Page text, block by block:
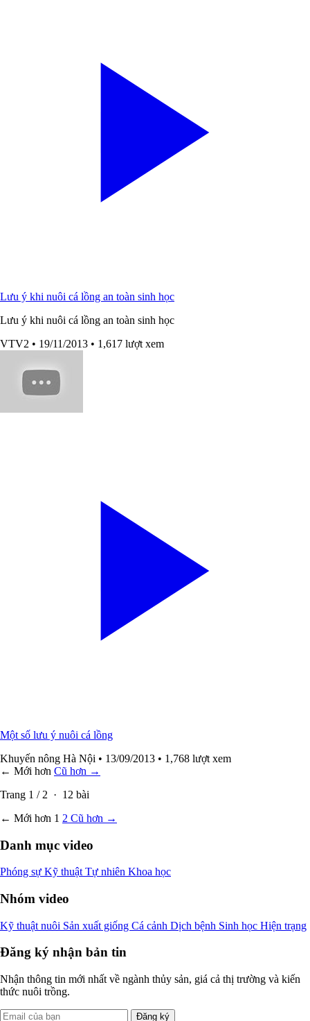
Lưu ý khi nuôi cá lồng an toàn sinh học
Lưu ý khi nuôi cá lồng an toàn sinh học
VTV2 • 19/11/2013 • 1,617 lượt xem
Một số lưu ý nuôi cá lồng
Khuyến nông Hà Nội • 13/09/2013 • 1,768 lượt xem
← Mới hơn Cũ hơn →
Trang 1 / 2 · 12 bài
← Mới hơn 1 2 Cũ hơn →
Danh mục video
Phóng sự Kỹ thuật Tự nhiên Khoa học
Nhóm video
Kỹ thuật nuôi Sản xuất giống Cá cảnh Dịch bệnh Sinh học Hiện trạng
Đăng ký nhận bản tin
Nhận thông tin mới nhất về ngành thủy sản, giá cả thị trường và kiến
thức nuôi trồng.
Đăng ký